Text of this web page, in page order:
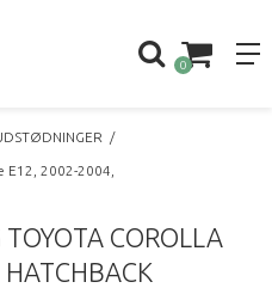
0
/
2002-2004,
COROLLA